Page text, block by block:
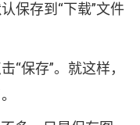
保存到“下载”文件
“保存”。就这样，